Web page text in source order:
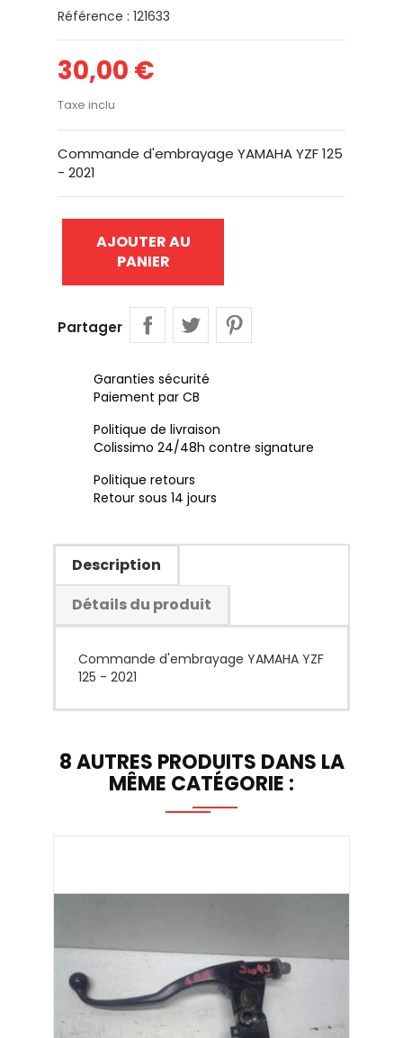
Référence : 121633
30,00 €
Taxe inclu
Commande d'embrayage YAMAHA YZF 125
- 2021
AJOUTER AU
PANIER
Partager
Garanties sécurité
Paiement par CB
Politique de livraison
Colissimo 24/48h contre signature
Politique retours
Retour sous 14 jours
Description
Détails du produit
Commande d'embrayage YAMAHA YZF
125 - 2021
8 AUTRES PRODUITS DANS LA
MÊME CATÉGORIE :